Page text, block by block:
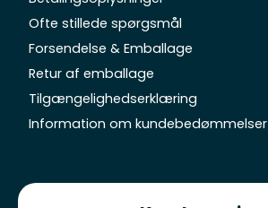
Ofte stillede spørgsmål
Forsendelse & Emballage
Retur af emballage
Tilgængelighedserklæring
Information om kundebedømmelser